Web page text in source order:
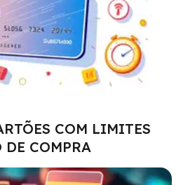
COM LIMITES
COMPRA